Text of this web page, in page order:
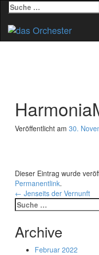
Suche
nach:
Veröffentlicht am 30.
Dieser Eintrag wurde
Permanentlink.
Beitrags-
Navigation
← Jenseits der Vernunft
Suche
nach:
Archive
Februar 2022